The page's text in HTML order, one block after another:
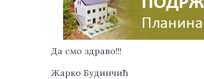
Да смо здраво!!!
Жарко Будинчић